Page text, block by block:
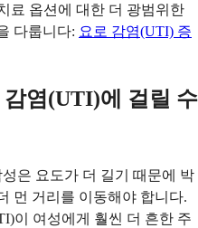
료 옵션에 대한 더 광범위한
다룹니다: 요로 감염(UTI) 증
염(UTI)에 걸릴 수
은 요도가 더 길기 때문에 박
먼 거리를 이동해야 합니다.
이 여성에게 훨씬 더 흔한 주